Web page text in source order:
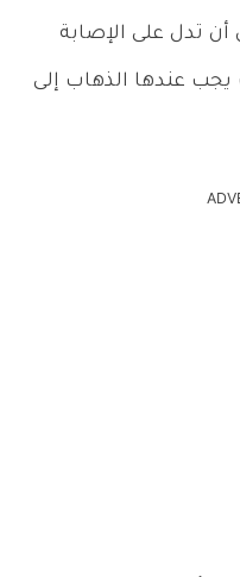
تدل على الإصابة
يجب عندها الذهاب إلى